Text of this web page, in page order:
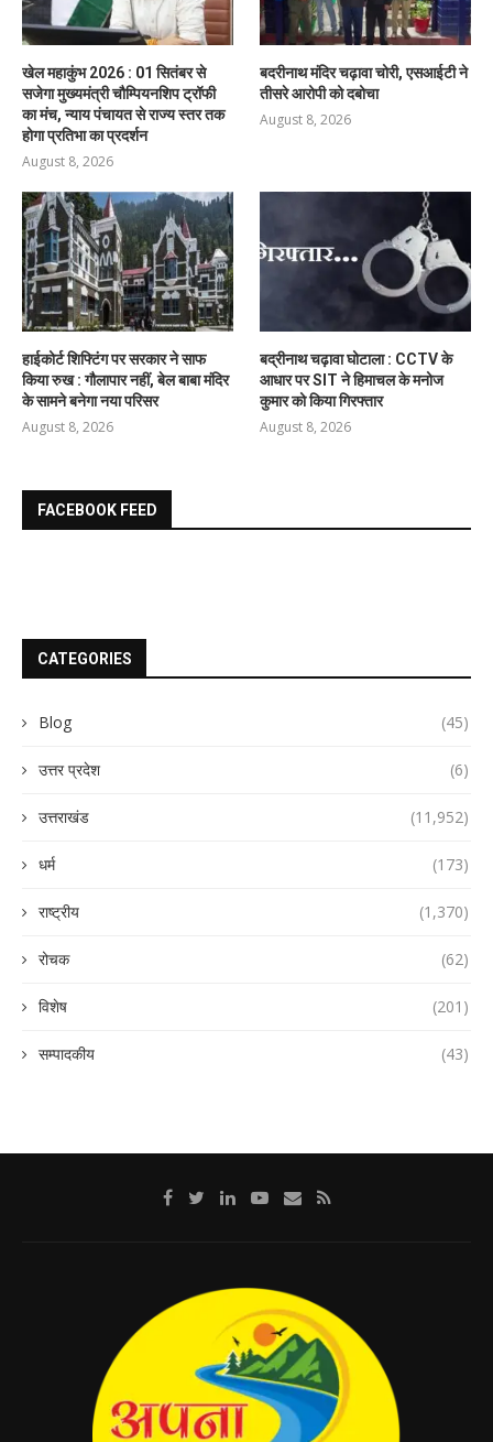
खेल महाकुंभ 2026 : 01 सितंबर से
सजेगा मुख्यमंत्री चौम्पियनशिप ट्रॉफी
का मंच, न्याय पंचायत से राज्य स्तर तक
होगा प्रतिभा का प्रदर्शन
August 8, 2026
बदरीनाथ मंदिर चढ़ावा चोरी, एसआईटी ने
तीसरे आरोपी को दबोचा
August 8, 2026
हाईकोर्ट शिफ्टिंग पर सरकार ने साफ
किया रुख : गौलापार नहीं, बेल बाबा मंदिर
के सामने बनेगा नया परिसर
August 8, 2026
बद्रीनाथ चढ़ावा घोटाला : CCTV के
आधार पर SIT ने हिमाचल के मनोज
कुमार को किया गिरफ्तार
August 8, 2026
FACEBOOK FEED
CATEGORIES
Blog (45)
उत्तर प्रदेश (6)
उत्तराखंड (11,952)
धर्म (173)
राष्ट्रीय (1,370)
रोचक (62)
विशेष (201)
सम्पादकीय (43)